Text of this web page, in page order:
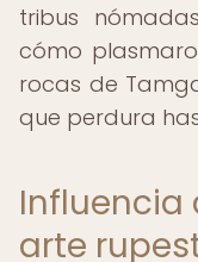
tribus
cómo
rocas de
que perdura
Influencia
arte